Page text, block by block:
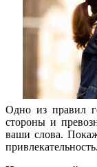
Одно из правил
стороны и
ваши слова.